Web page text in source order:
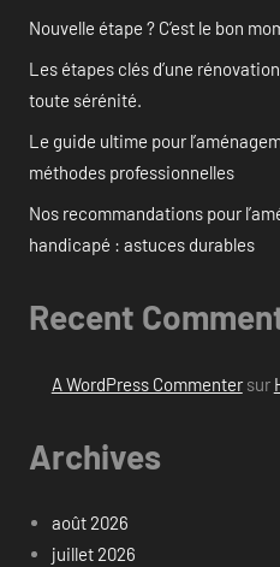
Nouvelle étape ? C’est le bon
Les étapes clés d’une
toute sérénité.
Le guide ultime pour
méthodes professionnelles
Nos recommandations pour
handicapé : astuces durables
Recent
A WordPress Commentersur
Archives
août 2026
juillet 2026